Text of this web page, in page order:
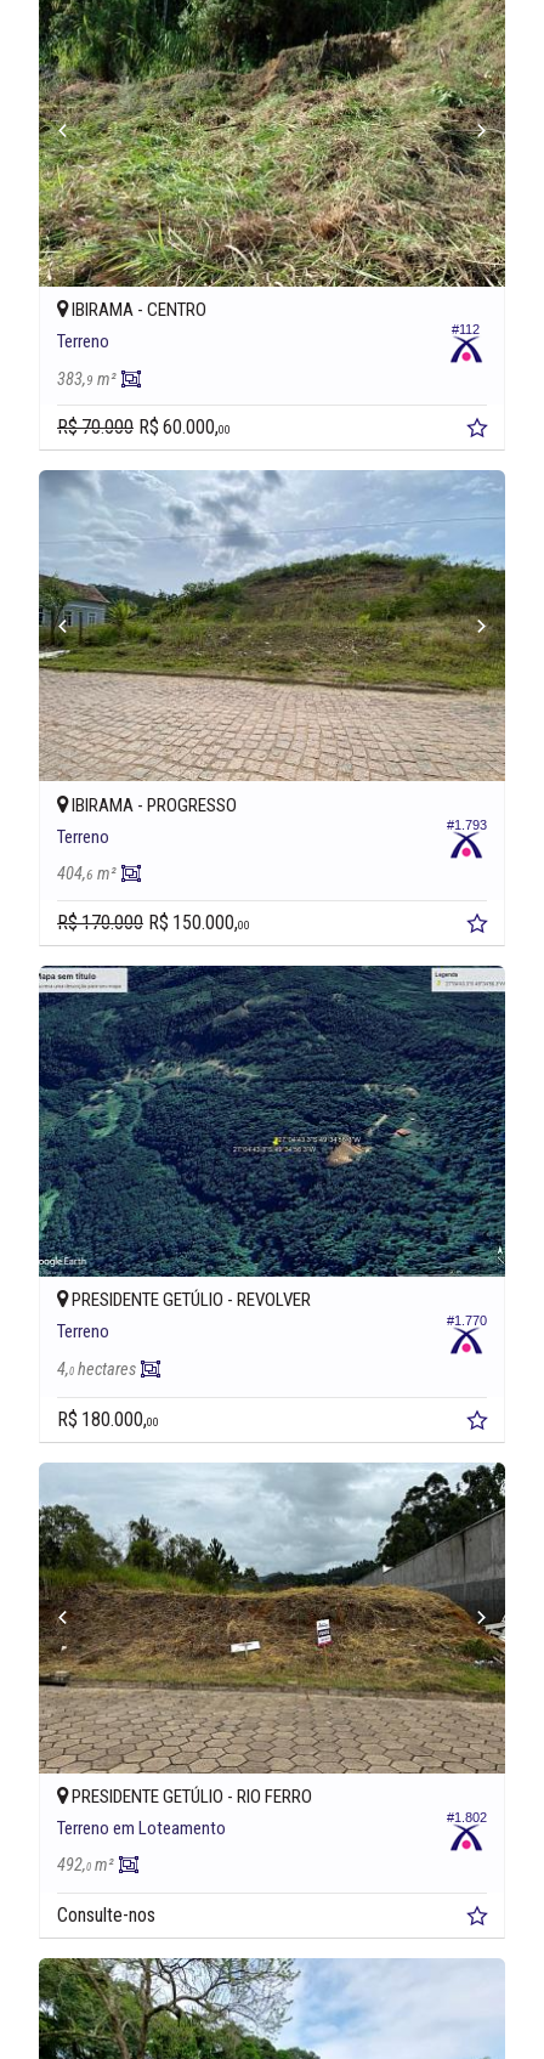
#112
IBIRAMA - CENTRO
Terreno
383,9 m²
R$ 70.000 R$ 60.000,00
#1.793
IBIRAMA - PROGRESSO
Terreno
404,6 m²
R$ 170.000 R$ 150.000,00
#1.770
PRESIDENTE GETÚLIO - REVOLVER
Terreno
4,0 hectares
R$ 180.000,00
#1.802
PRESIDENTE GETÚLIO - RIO FERRO
Terreno em Loteamento
492,0 m²
Consulte-nos